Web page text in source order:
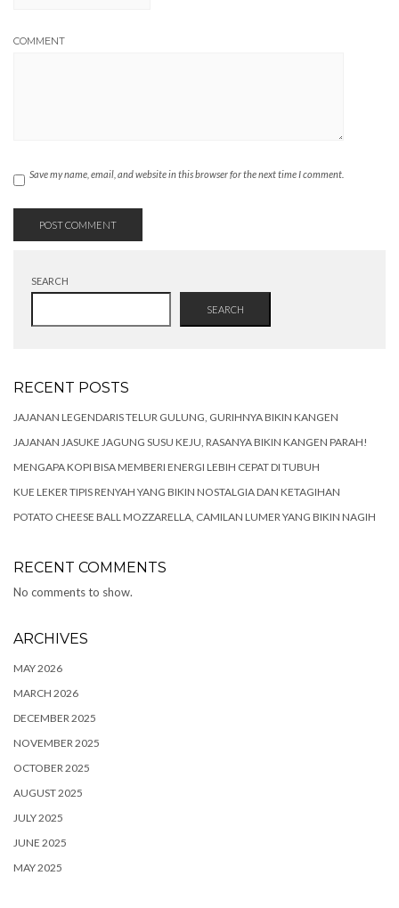
COMMENT
Save my name, email, and website in this browser for the next time I comment.
SEARCH
SEARCH
RECENT POSTS
JAJANAN LEGENDARIS TELUR GULUNG, GURIHNYA BIKIN KANGEN
JAJANAN JASUKE JAGUNG SUSU KEJU, RASANYA BIKIN KANGEN PARAH!
MENGAPA KOPI BISA MEMBERI ENERGI LEBIH CEPAT DI TUBUH
KUE LEKER TIPIS RENYAH YANG BIKIN NOSTALGIA DAN KETAGIHAN
POTATO CHEESE BALL MOZZARELLA, CAMILAN LUMER YANG BIKIN NAGIH
RECENT COMMENTS
No comments to show.
ARCHIVES
MAY 2026
MARCH 2026
DECEMBER 2025
NOVEMBER 2025
OCTOBER 2025
AUGUST 2025
JULY 2025
JUNE 2025
MAY 2025